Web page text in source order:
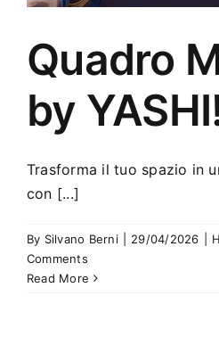
Quadro
by
Trasforma il tuo spazio in
con [...]
By Silvano Berni 29/04/2026
Comments
Read More